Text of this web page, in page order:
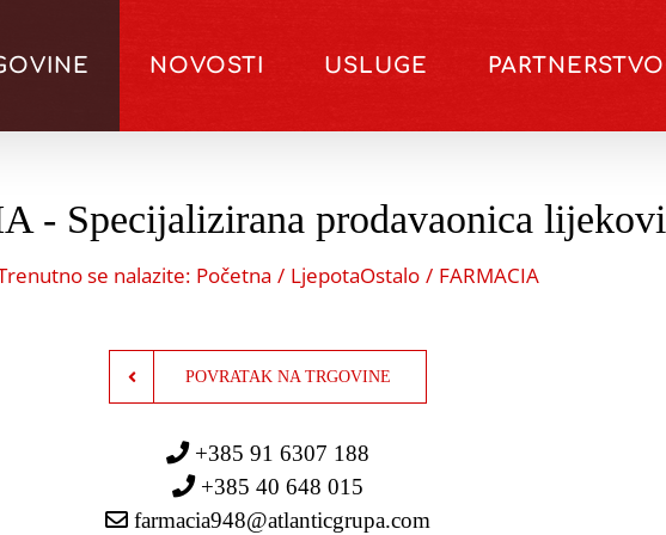
NOVOSTI USLUGE PARTNERSTVO
- Specijalizirana prodavaonica
se nalazite: Početna LjepotaOstalo FARMACIA
POVRATAK NA TRGOVINE
+385 91 6307 188
+385 40 648 015
farmacia948@atlanticgrupa.com